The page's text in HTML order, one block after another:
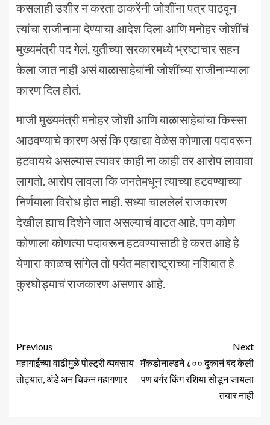
कसलाही उशीर न करता ठाकरेंनी जोशींना पत्र पाठवून
त्यांचा राजीनामा देण्याचा आदेश दिला आणि मनोहर जोशींचं
मुख्यमंत्री पद गेलं. युतीच्या सरकारमध्ये भ्रष्टाचार सहन
केला जात नाही असं बाळासाहेबांनी जोशींच्या राजीनाम्याला
कारण दिल होतं.
माजी मुख्यमंत्री मनोहर जोशी आणि बाळासाहेबांचा किस्सा
आठवण्याचे कारण असं कि एखाद्या वेळेस कोणाला पदावरून
हटवायचे असल्यास त्यावर काही ना काही तर आरोप लावावा
लागतो. आरोप लावला कि जनतेमधून त्याच्या हटवण्याच्या
निर्णयाला विरोध होत नाही. सध्या चाललेलं राजकारण
देखील ह्याच दिशेने जात असल्याचं वाटत आहे. पण कोण
कोणाला कोणत्या पदावरून हटवण्यासाठी हे करत आहे हे
येणारा काळच सांगेल तो पर्यंत महाराष्ट्राच्या नशिबात हे
कुरघोड्याचं राजकारण असणार आहे.
Previous
महागाईच्या वाढीमुळे पोल्ट्री व्यवसाय
तोट्यात, अंडे अन चिकन महागणार
Next
मॅकडोनाल्डने ८०० दुकानं बंद केली
पण बर्गर किंग रशिया सोडून जायला
तयार नाही